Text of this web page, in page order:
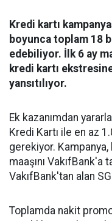
Kredi kartı
boyunca toplam 18
edebiliyor. İlk 6 ay
kredi kartı
yansıtılıyor.
Ek kazanımdan
Kredi Kartı ile en az
gerekiyor.
maaşını VakıfBank'a
VakıfBank'tan alan
Toplamda nakit